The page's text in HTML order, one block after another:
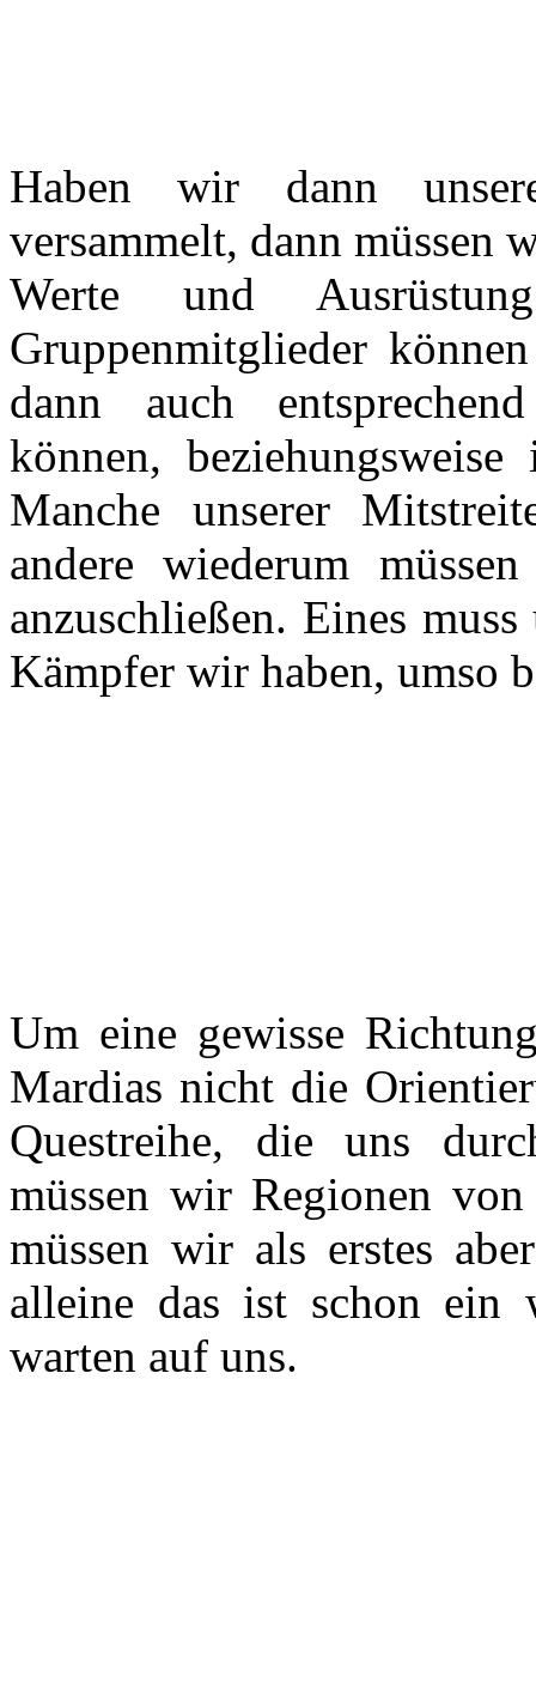
Haben wir dann
versammelt, dann müssen
Werte und
Gruppenmitglieder
dann auch
können,
Manche unserer
andere wiederum
anzuschließen. Eines
Kämpfer wir haben, umso
Um eine gewisse
Mardias nicht die
Questreihe, die uns
müssen wir Regionen
müssen wir als erstes
alleine das ist schon ein
warten auf uns.